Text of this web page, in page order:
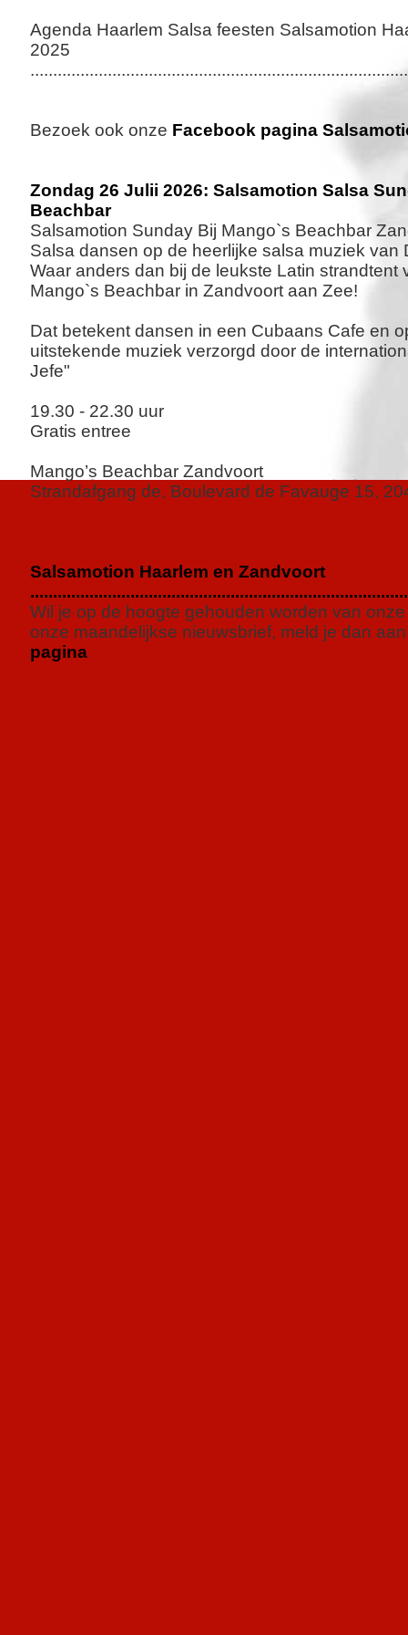
Agenda Haarlem Salsa feesten Salsamotion
2025
Bezoek ook onze Facebook pagina
Zondag 26 Julii 2026: Salsamotion Salsa
Beachbar
Salsamotion Sunday Bij Mango`s Beachbar
Salsa dansen op de heerlijke salsa muziek van
Waar anders dan bij de leukste Latin strandtent
Mango`s Beachbar in Zandvoort aan Zee!
Dat betekent dansen in een Cubaans Cafe en
uitstekende muziek verzorgd door de
Jefe"
19.30 - 22.30 uur
Gratis entree
Mango’s Beachbar Zandvoort
Strandafgang de, Boulevard de Favauge 15,
Salsamotion Haarlem en Zandvoort
Wil je op de hoogte gehouden worden van
onze maandelijkse nieuwsbrief, meld je dan
pagina